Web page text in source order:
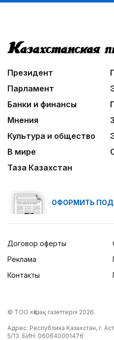
Президент
Парламент
Банки и финансы
Мнения
Культура и общество
В мире
Таза Казахстан
ОФОРМИТЬ
Договор оферты
Реклама
Контакты
© ТОО «Қазақ газеттері» 2026.
Адрес: Республика Казахстан, г.
5/13. БИН: 060640001476